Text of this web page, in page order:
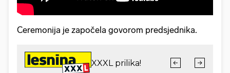
Ceremonija je započela govorom predsjednika.